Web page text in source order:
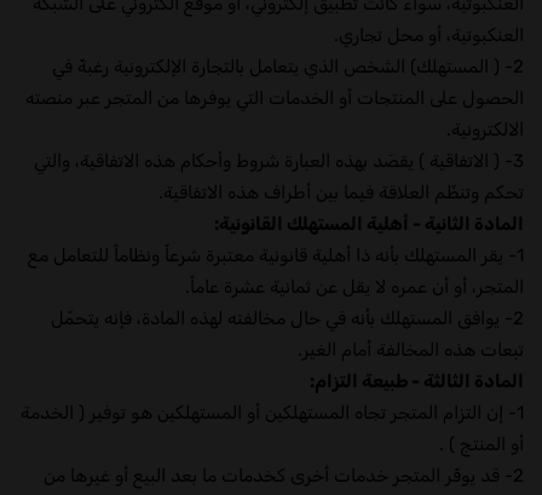
العنكبوتية، أو محل تجاري.
2- ( المستهلك) الشخص الذي يتعامل بالتجارة الإلكترونية رغبةً في
الحصول على المنتجات أو الخدمات التي يوفرها من المتجر عبر منصته
الالكترونية.
3- ( الاتفاقية ) يقصَد بهذه العبارة شروط وأحكام هذه الاتفاقية، والتي
تحكم وتنظّم العلاقة فيما بين أطراف هذه الاتفاقية.
المادة الثانية - أهلية المستهلك القانونية:
1- يقر المستهلك بأنه ذا أهلية قانونية معتبرة شرعاً ونظاماً للتعامل مع
المتجر، أو أن عمره لا يقل عن ثمانية عشرة عاماً.
2- يوافق المستهلك بأنه في حال مخالفته لهذه المادة، فإنه يتحمّل
تبعات هذه المخالفة أمام الغير.
المادة الثالثة - طبيعة التزام:
1- إن التزام المتجر تجاه المستهلكين أو المستهلكين هو توفير ( الخدمة
أو المنتج ) .
2- قد يوفّر المتجر خدمات أخرى كخدمات ما بعد البيع أو غيرها من